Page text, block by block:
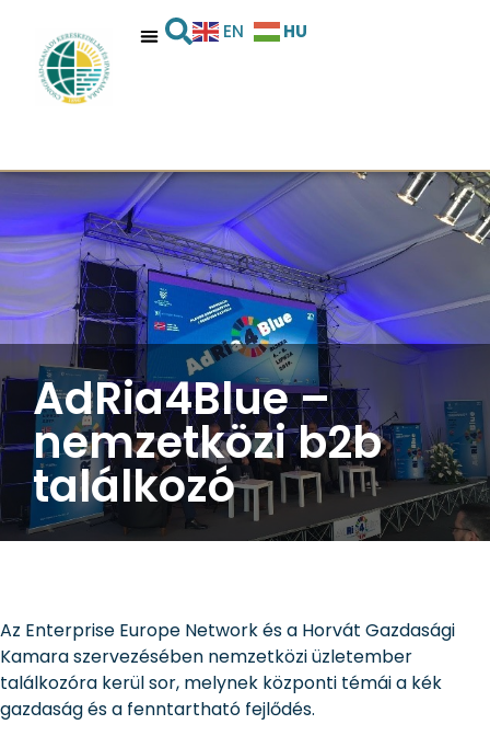
EN HU
AdRia4Blue –
nemzetközi b2b
találkozó
Az Enterprise Europe Network és a Horvát Gazdasági
Kamara szervezésében nemzetközi üzletember
találkozóra kerül sor, melynek központi témái a kék
gazdaság és a fenntartható fejlődés.